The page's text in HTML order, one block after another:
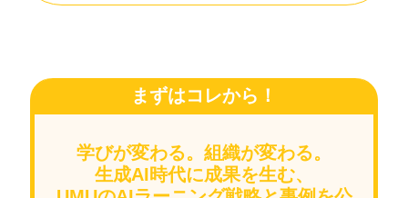
まずはコレから！
学びが変わる。組織が変わる。
生成AI時代に成果を生む、